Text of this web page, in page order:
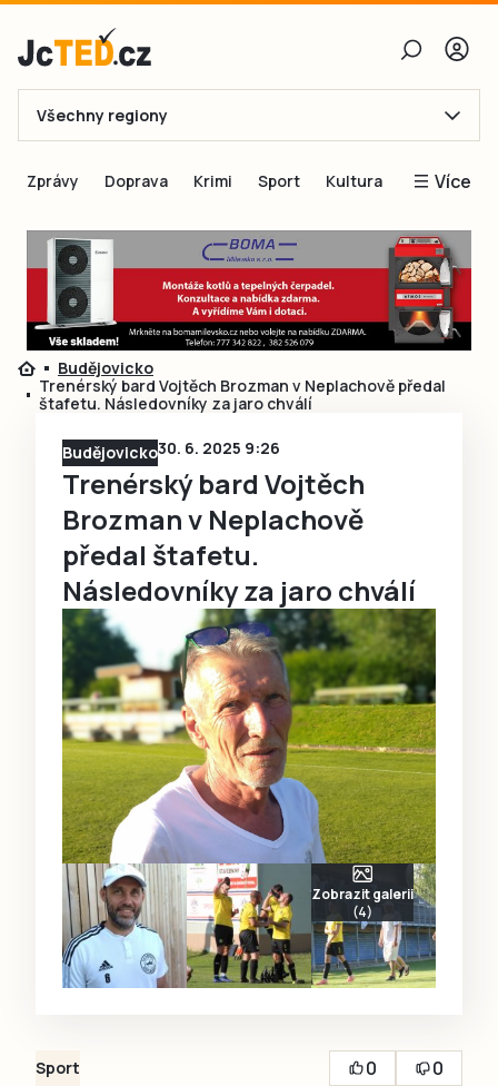
E-mail
Obnovit heslo
Přihlásit se
Přihlásit se přes Facebook
Ještě nemám účet, chci se
Všechny regiony
Zprávy Doprava Krimi Sport Kultura Více
Blogy
Inspirace
Čtenáři píší
Speciální přílohy
Budějovicko
Trenérský bard Vojtěch Brozman v Neplachově předal
štafetu. Následovníky za jaro chválí
Budějovicko30. 6. 2025 9:26
Trenérský bard Vojtěch
Brozman v Neplachově
předal štafetu.
Následovníky za jaro chválí
Zobrazit galerii
(4)
Sport 0
0